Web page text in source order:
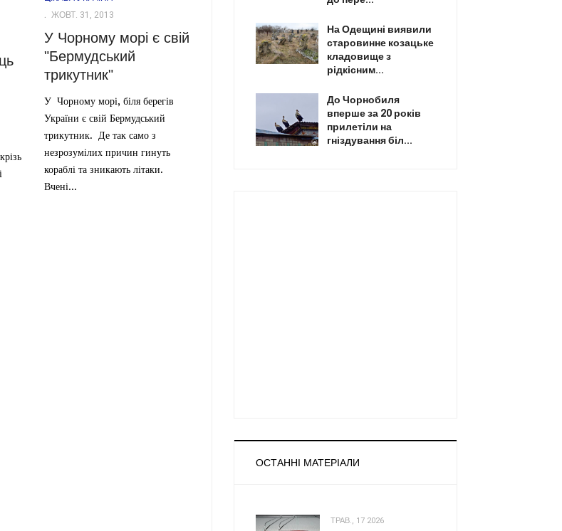
ЖОВТ. 31, 2013
У Чорному морі є свій
"Бермудський
трикутник"
У Чорному морі, біля берегів
України є свій Бермудський
трикутник. Де так само з
незрозумілих причин гинуть
кораблі та зникають літаки.
Вчені...
На Одещині виявили
старовинне козацьке
кладовище з
рідкісним...
До Чорнобиля
вперше за 20 років
прилетіли на
гніздування біл...
ОСТАННІ МАТЕРІАЛИ
ТРАВ., 17 2026